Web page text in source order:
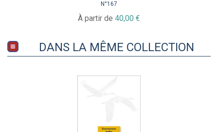
N°167
À partir de 40,00 €
DANS LA MÊME COLLECTION